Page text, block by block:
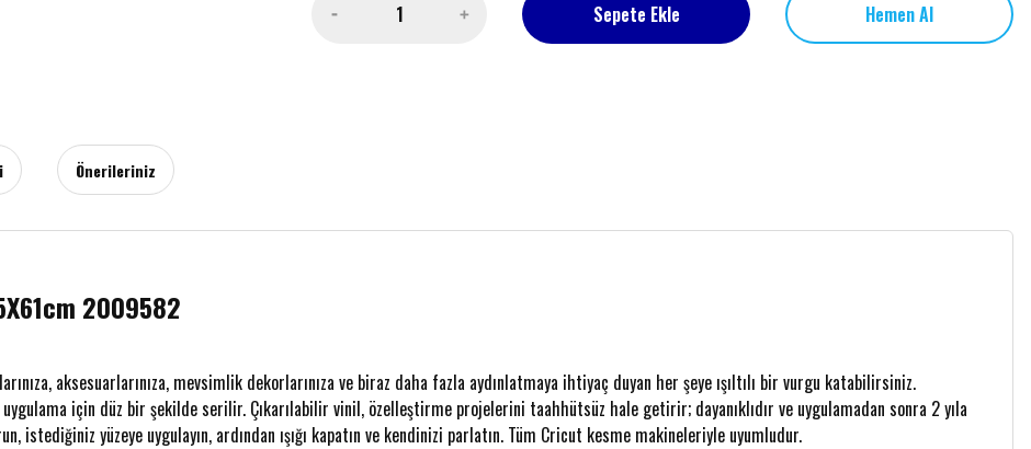
Sepete Ekle Hemen Al
Önerileriniz
2009582
aksesuarlarınıza, mevsimlik dekorlarınıza ve biraz daha fazla aydınlatmaya ihtiyaç duyan her şeye ışıltılı bir vurgu katabilirsiniz.
için düz bir şekilde serilir. Çıkarılabilir vinil, özelleştirme projelerini taahhütsüz hale getirir; dayanıklıdır ve uygulamadan sonra 2 yıla
istediğiniz yüzeye uygulayın, ardından ışığı kapatın ve kendinizi parlatın. Tüm Cricut kesme makineleriyle uyumludur.